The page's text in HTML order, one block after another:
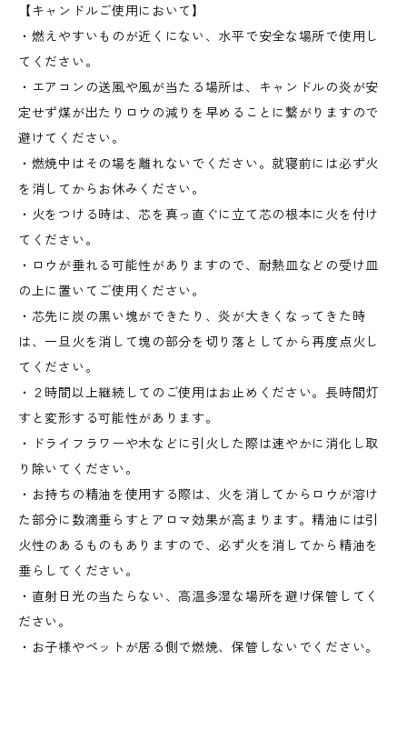
【キャンドルご使用において】
・燃えやすいものが近くにない、水平で安全な場所で使用し
てください。
・エアコンの送風や風が当たる場所は、キャンドルの炎が安
定せず煤が出たりロウの減りを早めることに繋がりますので
避けてください。
・燃焼中はその場を離れないでください。就寝前には必ず火
を消してからお休みください。
・火をつける時は、芯を真っ直ぐに立て芯の根本に火を付け
てください。
・ロウが垂れる可能性がありますので、耐熱皿などの受け皿
の上に置いてご使用ください。
・芯先に炭の黒い塊ができたり、炎が大きくなってきた時
は、一旦火を消して塊の部分を切り落としてから再度点火し
てください。
・２時間以上継続してのご使用はお止めください。長時間灯
すと変形する可能性があります。
・ドライフラワーや木などに引火した際は速やかに消化し取
り除いてください。
・お持ちの精油を使用する際は、火を消してからロウが溶け
た部分に数滴垂らすとアロマ効果が高まります。精油には引
火性のあるものもありますので、必ず火を消してから精油を
垂らしてください。
・直射日光の当たらない、高温多湿な場所を避け保管してく
ださい。
・お子様やペットが居る側で燃焼、保管しないでください。